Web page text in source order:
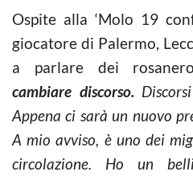
Ospite alla ‘Molo 19
giocatore di Palermo,
a parlare dei
cambiare discorso.
Appena ci sarà un nuovo
A mio avviso, è uno dei
circolazione. Ho un